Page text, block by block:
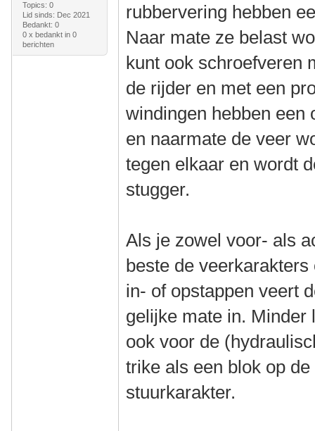
Topics: 0
Lid sinds: Dec 2021
Bedankt: 0
0 x bedankt in 0
berichten
rubbervering hebben
Naar mate ze belast
kunt ook schroefveren
de rijder en met een
windingen hebben een
en naarmate de veer
tegen elkaar en wordt
stugger.
Als je zowel voor- als
beste de
in- of opstappen veert
gelijke mate in. Minder
ook voor de
trike als een blok op
stuurkarakter.